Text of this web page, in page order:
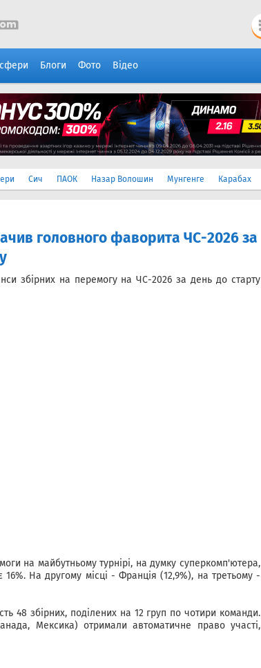
Блоги Фото Відео
Сич ПАОК Назар Волошин Мунгенге Карабах
головного фаворита ЧС-2026 за
збірних на перемогу на ЧС-2026 за день до старту
на майбутньому турнірі, на думку суперкомп'ютера,
16%. На другому місці - Франція (12,9%), на третьому -
48 збірних, поділених на 12 груп по чотири команди.
Мексика) отримали автоматичне право участі,